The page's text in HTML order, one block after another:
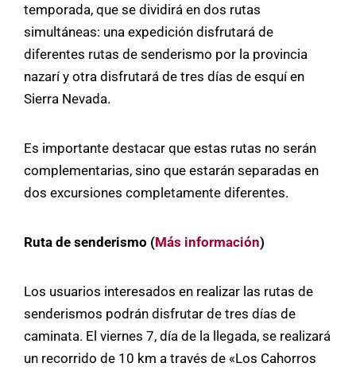
temporada, que se dividirá en dos rutas
simultáneas: una expedición disfrutará de
diferentes rutas de senderismo por la provincia
nazarí y otra disfrutará de tres días de esquí en
Sierra Nevada.
Es importante destacar que estas rutas no serán
complementarias, sino que estarán separadas en
dos excursiones completamente diferentes.
Ruta de senderismo (Más información)
Los usuarios interesados en realizar las rutas de
senderismos podrán disfrutar de tres días de
caminata. El viernes 7, día de la llegada, se realizará
un recorrido de 10 km a través de «Los Cahorros